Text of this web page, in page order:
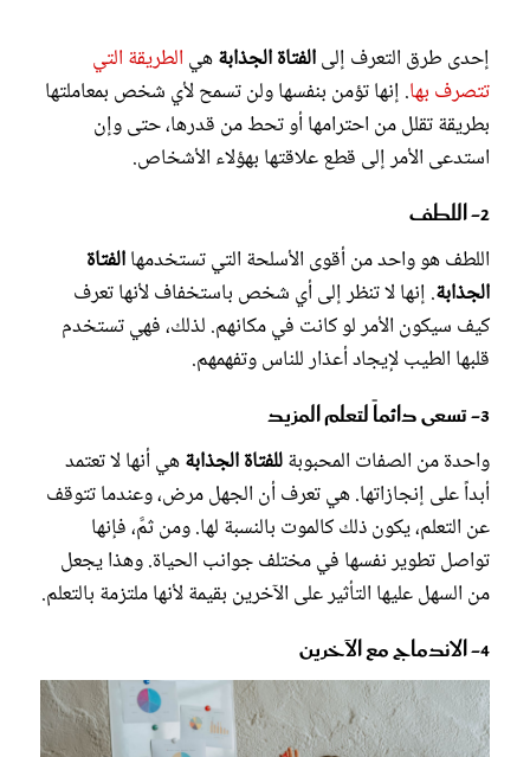
إحدى طرق التعرف إلىالفتاة الجذابةهي الطريقة التي
تتصرف بها. إنها تؤمن بنفسها ولن تسمح لأي شخص بمعاملتها
بطريقة تقلل من احترامها أو تحط من قدرها، حتى وإن
استدعى الأمر إلى قطع علاقتها بهؤلاء الأشخاص.
2- اللطف
اللطف هو واحد من أقوى الأسلحة التي تستخدمهاالفتاة
الجذابة. إنها لا تنظر إلى أي شخص باستخفاف لأنها تعرف
كيف سيكون الأمر لو كانت في مكانهم. لذلك، فهي تستخدم
قلبها الطيب لإيجاد أعذار للناس وتفهمهم.
3- تسعى دائماً لتعلم المزيد
واحدة من الصفات المحبوبةللفتاة الجذابةهي أنها لا تعتمد
أبداً على إنجازاتها. هي تعرف أن الجهل مرض، وعندما تتوقف
عن التعلم، يكون ذلك كالموت بالنسبة لها. ومن ثمَّ، فإنها
تواصل تطوير نفسها في مختلف جوانب الحياة. وهذا يجعل
من السهل عليها التأثير على الآخرين بقيمة لأنها ملتزمة بالتعلم.
4- الاندماج مع الآخرين